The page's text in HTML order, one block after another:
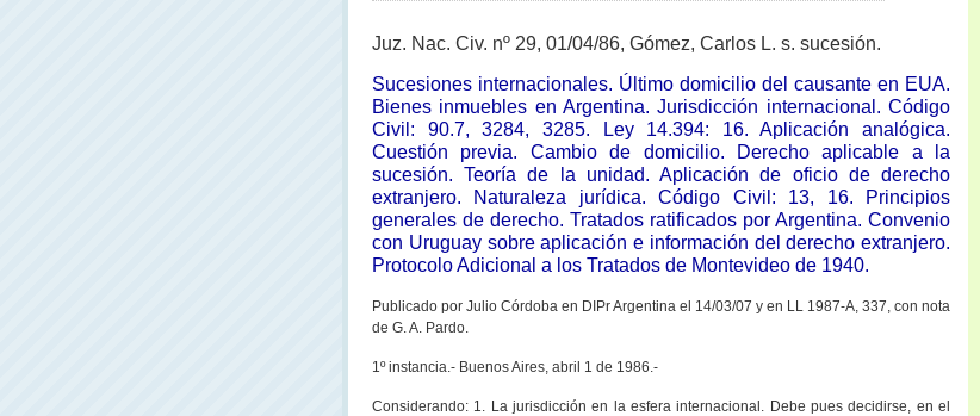
Juz. Nac. Civ. nº 29, 01/04/86, Gómez, Carlos L. s. sucesión.
Sucesiones internacionales. Último domicilio del causante en EUA.
Bienes inmuebles en Argentina. Jurisdicción internacional. Código
Civil: 90.7, 3284, 3285. Ley 14.394: 16. Aplicación analógica.
Cuestión previa. Cambio de domicilio. Derecho aplicable a la
sucesión. Teoría de la unidad. Aplicación de oficio de derecho
extranjero. Naturaleza jurídica. Código Civil: 13, 16. Principios
generales de derecho. Tratados ratificados por Argentina. Convenio
con Uruguay sobre aplicación e información del derecho extranjero.
Protocolo Adicional a los Tratados de Montevideo de 1940.
Publicado por Julio Córdoba en DIPr Argentina el 14/03/07 y en LL 1987-A, 337, con nota
de G. A. Pardo.
1º instancia.- Buenos Aires, abril 1 de 1986.-
Considerando: 1. La jurisdicción en la esfera internacional. Debe pues decidirse, en el